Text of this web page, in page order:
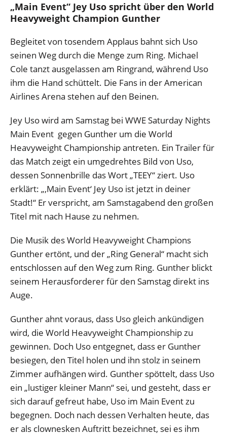
„Main Event“ Jey Uso spricht über den World
Heavyweight Champion Gunther
Begleitet von tosendem Applaus bahnt sich Uso
seinen Weg durch die Menge zum Ring. Michael
Cole tanzt ausgelassen am Ringrand, während Uso
ihm die Hand schüttelt. Die Fans in der American
Airlines Arena stehen auf den Beinen.
Jey Uso wird am Samstag bei WWE Saturday Nights
Main Event gegen Gunther um die World
Heavyweight Championship antreten. Ein Trailer für
das Match zeigt ein umgedrehtes Bild von Uso,
dessen Sonnenbrille das Wort „TEEY“ ziert. Uso
erklärt: „‚Main Event‘ Jey Uso ist jetzt in deiner
Stadt!“ Er verspricht, am Samstagabend den großen
Titel mit nach Hause zu nehmen.
Die Musik des World Heavyweight Champions
Gunther ertönt, und der „Ring General“ macht sich
entschlossen auf den Weg zum Ring. Gunther blickt
seinem Herausforderer für den Samstag direkt ins
Auge.
Gunther ahnt voraus, dass Uso gleich ankündigen
wird, die World Heavyweight Championship zu
gewinnen. Doch Uso entgegnet, dass er Gunther
besiegen, den Titel holen und ihn stolz in seinem
Zimmer aufhängen wird. Gunther spöttelt, dass Uso
ein „lustiger kleiner Mann“ sei, und gesteht, dass er
sich darauf gefreut habe, Uso im Main Event zu
begegnen. Doch nach dessen Verhalten heute, das
er als clownesken Auftritt bezeichnet, sei es ihm